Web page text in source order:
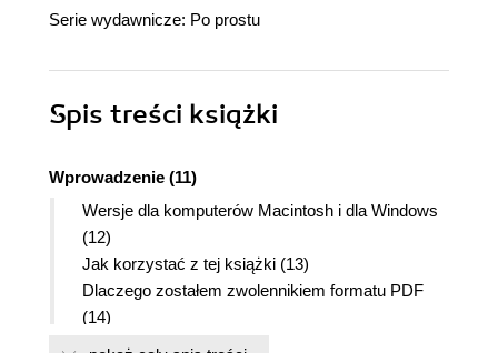
Serie wydawnicze: Po prostu
Spis treści książki
Wprowadzenie (11)
Wersje dla komputerów Macintosh i dla Windows
(12)
Jak korzystać z tej książki (13)
Dlaczego zostałem zwolennikiem formatu PDF
(14)